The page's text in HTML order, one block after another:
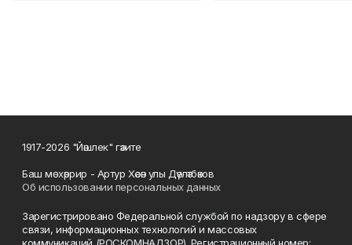
1917-2026 "Йәшлек" гәзите
Баш мөхәррир - Артур Хәсән улы Дәүләтбәков
Об использовании персональных данных
Зарегистрировано Федеральной службой по надзору в сфере
связи, информационных технологий и массовых
коммуникаций (РОСКОМНАДЗОР). Регистрационный номер: